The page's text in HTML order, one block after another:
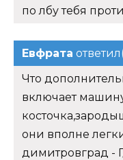
по лбу тебя
Евфрата
Что
включает
они вполне
димитровград -